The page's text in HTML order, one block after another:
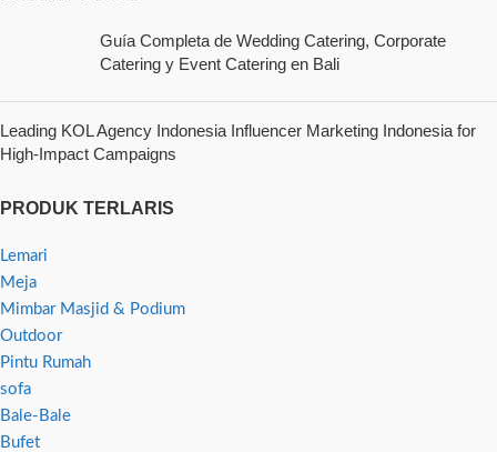
Guía Completa de Wedding Catering, Corporate
Catering y Event Catering en Bali
Leading KOL Agency Indonesia Influencer Marketing Indonesia for
High-Impact Campaigns
PRODUK TERLARIS
Lemari
Meja
Mimbar Masjid & Podium
Outdoor
Pintu Rumah
sofa
Bale-Bale
Bufet